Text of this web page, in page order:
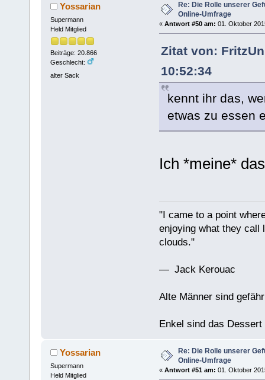
Yossarian
Supermann
Held Mitglied
Beiträge: 20.866
Geschlecht:
alter Sack
Re: Die Rolle unserer
Online-Umfrage
« Antwort #50 am: 01. Oktober
Zitat von:
10:52:34
kennt ihr das,
etwas zu essen
Ich *meine*
"I came to a point
enjoying what they call
clouds."
— Jack Kerouac
Alte Männer sind
Enkel sind das
Yossarian
Supermann
Held Mitglied
Re: Die Rolle unserer
Online-Umfrage
« Antwort #51 am: 01. Oktober